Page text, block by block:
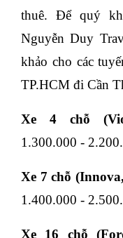
thuê. Để quý
Nguyễn Duy
khảo cho các
TP.HCM đi Cần
Xe 4 chỗ
1.300.000 -
Xe 7 chỗ
1.400.000 -
Xe 16 chỗ